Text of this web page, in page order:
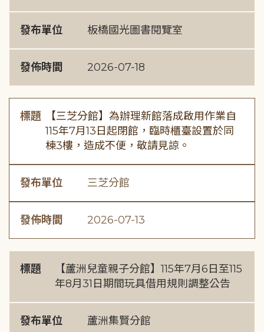
發布單位 板橋國光圖書閱覽室
發佈時間 2026-07-18
標題
【三芝分館】為辦理新館落成啟用作業自
115年7月13日起閉館，臨時櫃臺設置於同
棟3樓，造成不便，敬請見諒。
發布單位 三芝分館
發佈時間 2026-07-13
標題
【蘆洲兒童親子分館】115年7月6日至115
年8月31日期間玩具借用規則調整公告
發布單位 蘆洲集賢分館